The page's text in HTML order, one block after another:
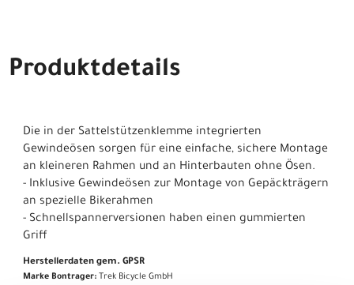
Produktdetails
Die in der Sattelstützenklemme integrierten
Gewindeösen sorgen für eine einfache, sichere Montage
an kleineren Rahmen und an Hinterbauten ohne Ösen.
- Inklusive Gewindeösen zur Montage von Gepäckträgern
an spezielle Bikerahmen
- Schnellspannerversionen haben einen gummierten
Griff
Herstellerdaten gem. GPSR
Marke Bontrager: Trek Bicycle GmbH